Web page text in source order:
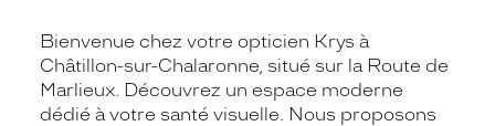
Bienvenue chez votre opticien Krys à
Châtillon-sur-Chalaronne, situé sur la Route de
Marlieux. Découvrez un espace moderne
dédié à votre santé visuelle. Nous proposons